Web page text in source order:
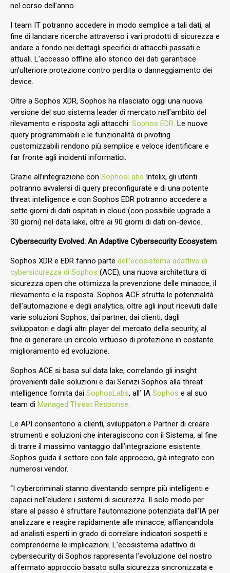
nel corso dell’anno.
I team IT potranno accedere in modo semplice a tali dati, al
fine di lanciare ricerche attraverso i vari prodotti di sicurezza e
andare a fondo nei dettagli specifici di attacchi passati e
attuali. L’accesso offline allo storico dei dati garantisce
un’ulteriore protezione contro perdita o danneggiamento dei
device.
Oltre a Sophos XDR, Sophos ha rilasciato oggi una nuova
versione del suo sistema leader di mercato nell’ambito del
rilevamento e risposta agli attacchi: Sophos EDR. Le nuove
query programmabili e le funzionalità di pivoting
customizzabili rendono più semplice e veloce identificare e
far fronte agli incidenti informatici.
Grazie all’integrazione con SophosLabs Intelix, gli utenti
potranno avvalersi di query preconfigurate e di una potente
threat intelligence e con Sophos EDR potranno accedere a
sette giorni di dati ospitati in cloud (con possibile upgrade a
30 giorni) nel data lake, oltre ai 90 giorni di dati on-device.
Cybersecurity Evolved: An Adaptive Cybersecurity Ecosystem
Sophos XDR e EDR fanno parte dell’ecosistema adattivo di
cybersicurezza di Sophos (ACE), una nuova architettura di
sicurezza open che ottimizza la prevenzione delle minacce, il
rilevamento e la risposta. Sophos ACE sfrutta le potenzialità
dell’automazione e degli analytics, oltre agli input ricevuti dalle
varie soluzioni Sophos, dai partner, dai clienti, dagli
sviluppatori e dagli altri player del mercato della security, al
fine di generare un circolo virtuoso di protezione in costante
miglioramento ed evoluzione.
Sophos ACE si basa sul data lake, correlando gli insight
provenienti dalle soluzioni e dai Servizi Sophos alla threat
intelligence fornita dai SophosLabs, all’ IA Sophos e al suo
team di Managed Threat Response.
Le API consentono a clienti, sviluppatori e Partner di creare
strumenti e soluzioni che interagiscono con il Sistema, al fine
di trarre il massimo vantaggio dall’integrazione esistente.
Sophos guida il settore con tale approccio, già integrato con
numerosi vendor.
“I cybercriminali stanno diventando sempre più intelligenti e
capaci nell’eludere i sistemi di sicurezza. Il solo modo per
stare al passo è sfruttare l’automazione potenziata dall’IA per
analizzare e reagire rapidamente alle minacce, affiancandola
ad analisti esperti in grado di correlare indicatori sospetti e
comprenderne le implicazioni. L’ecosistema adattivo di
cybersecurity di Sophos rappresenta l’evoluzione del nostro
affermato approccio basato sulla sicurezza sincronizzata e